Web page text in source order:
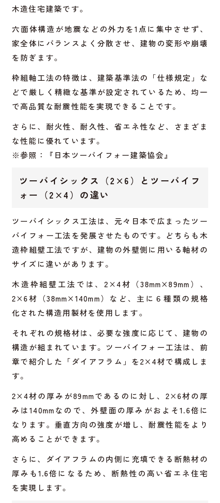
木造住宅建築です。
六面体構造が地震などの外力を1点に集中させず、
家全体にバランスよく分散させ、建物の変形や崩壊
を防ぎます。
枠組軸工法の特徴は、建築基準法の「仕様規定」な
どで厳しく精緻な基準が設定されているため、均一
で高品質な耐震性能を実現できることです。
さらに、耐火性、耐久性、省エネ性など、さまざま
な性能に優れています。
※参照：『日本ツーバイフォー建築協会』
ツーバイシックス（2×6）とツーバイフ
ォー（2×4）の違い
ツーバイシックス工法は、元々日本で広まったツー
バイフォー工法を発展させたものです。どちらも木
造枠組壁工法ですが、建物の外壁側に用いる軸材の
サイズに違いがあります。
木造枠組壁工法では、2×4材（38mm×89mm）、
2×6材（38mm×140mm）など、主に６種類の規格
化された構造用製材を使用します。
それぞれの規格材は、必要な強度に応じて、建物の
構造が組まれています。ツーバイフォー工法は、前
章で紹介した「ダイアフラム」を2×4材で構成しま
す。
2×4材の厚みが89mmであるのに対し、2×6材の厚
みは140mmなので、外壁面の厚みがおよそ1.6倍に
なります。垂直方向の強度が増し、耐震性能をより
高めることができます。
さらに、ダイアフラムの内側に充填できる断熱材の
厚みも1.6倍になるため、断熱性の高い省エネ住宅
を実現します。